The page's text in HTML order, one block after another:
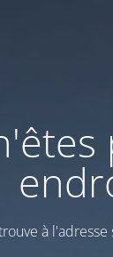
à l'adresse